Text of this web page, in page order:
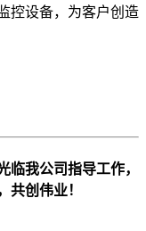
控设备，为客户创造
临我公司指导工作，
共创伟业！